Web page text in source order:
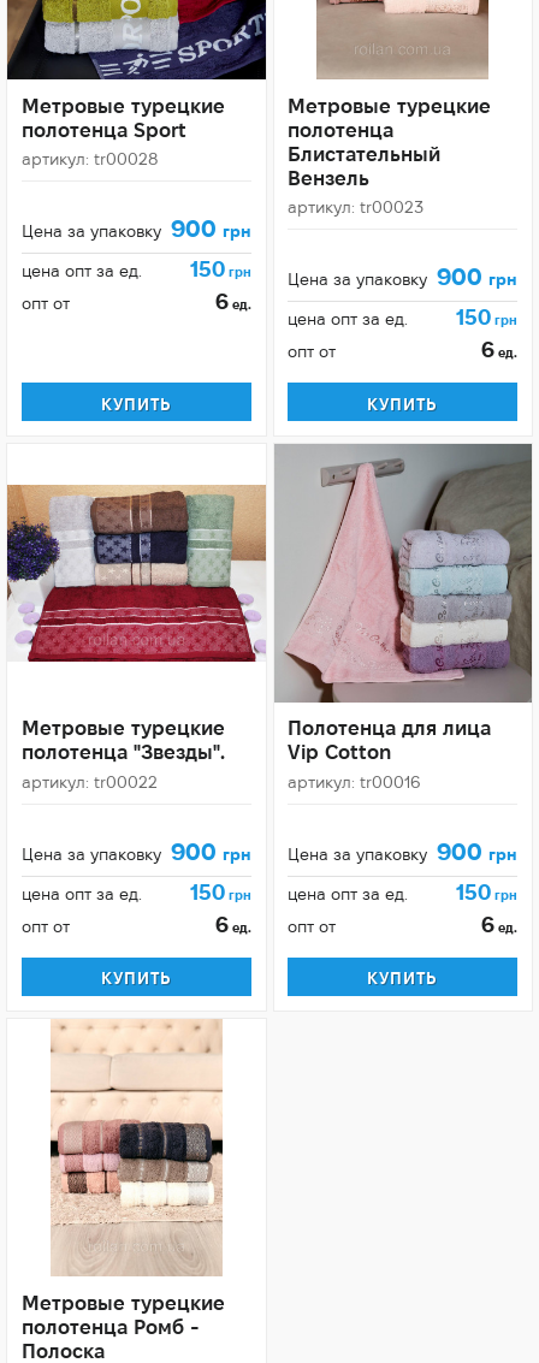
Метровые турецкие
полотенца Sport
артикул: tr00028
Цена за упаковку 900 грн
цена опт за ед. 150 грн
опт от 6 ед.
КУПИТЬ
Метровые турецкие
полотенца
Блистательный
Вензель
артикул: tr00023
Цена за упаковку 900 грн
цена опт за ед. 150 грн
опт от 6 ед.
КУПИТЬ
Метровые турецкие
полотенца "Звезды".
артикул: tr00022
Цена за упаковку 900 грн
цена опт за ед. 150 грн
опт от 6 ед.
КУПИТЬ
Полотенца для лица
Vip Cotton
артикул: tr00016
Цена за упаковку 900 грн
цена опт за ед. 150 грн
опт от 6 ед.
КУПИТЬ
Метровые турецкие
полотенца Ромб -
Полоска